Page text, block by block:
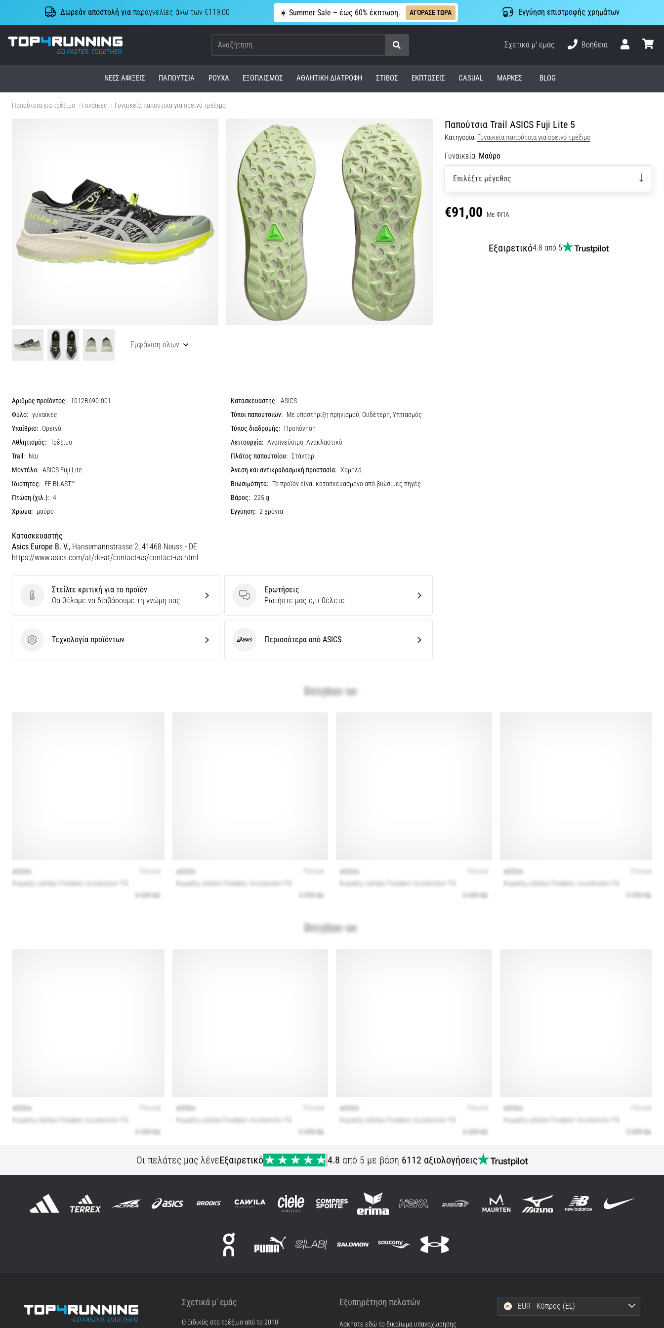
Δωρεάν αποστολή γιαπαραγγελίες άνω των €119,00 ☀️ Summer Sale – έως 60% έκπτωση. ΑΓΟΡΑΣΕ ΤΩΡΑ Εγγύηση επιστροφής χρημάτων
Top4Running.cy
Αναζήτηση
Σχετικά μ' εμάς
Βοήθεια
ΝΈΕΣ ΑΦΊΞΕΙΣ ΠΑΠΟΎΤΣΙΑ ΡΟΎΧΑ ΕΞΟΠΛΙΣΜΌΣ ΑΘΛΗΤΙΚΉ ΔΙΑΤΡΟΦΉ ΣΤΊΒΟΣ ΕΚΠΤΩΣΕΙΣ CASUAL ΜΆΡΚΕΣ BLOG
Παπούτσια για τρέξιμο Γυναίκες Γυναικεία παπούτσια για ορεινό τρέξιμο
Παπούτσια Trail ASICS Fuji Lite 5
Κατηγορία: Γυναικεία παπούτσια για ορεινό τρέξιμο
Γυναικεία, Μαύρο
Επιλέξτε μέγεθος
€91,00 Με ΦΠΑ
Εξαιρετικό4.8 από 5
Εμφάνιση όλων
Αριθμός προϊόντος: 1012B690-001 Κατασκευαστής: ASICS
Φύλο: γυναίκες Τύποι παπουτσιών: Με υποστήριξη πρηνισμού, Ουδέτερη, Υπτιασμός
Υπαίθριο: Ορεινό Τύπος διαδρομής: Προπόνηση
Αθλητισμός: Τρέξιμο Λειτουργία: Αναπνεύσιμο, Ανακλαστικό
Trail: Ναι Πλάτος παπουτσίου: Στάνταρ
Μοντέλο: ASICS Fuji Lite Άνεση και αντικραδασμική προστασία: Χαμηλά
Ιδιότητες: FF BLAST™ Βιωσιμότητα: Το προϊόν είναι κατασκευασμένο από βιώσιμες πηγές
Πτώση (χιλ.): 4 Βάρος: 225 g
Χρώμα: μαύρο Εγγύηση: 2 χρόνια
Κατασκευαστής
Asics Europe B. V., Hansemannstrasse 2, 41468 Neuss - DE
https://www.asics.com/at/de-at/contact-us/contact-us.html
Στείλτε κριτική για το προϊόν
Στείλτε κριτική για το προϊόν
Θα θέλαμε να διαβάσουμε τη γνώμη σας
Ερωτήσεις
Ερωτήσεις
Ρωτήστε μας ό,τι θέλετε
Τεχνολογία προϊόντων
Τεχνολογία προϊόντων ASICS Περισσότερα από ASICS
Οι πελάτες μας λένεΕξαιρετικό 4.8 από 5 με βάση 6112 αξιολογήσεις
Σχετικά μ' εμάς
Ο Ειδικός στο τρέξιμο από το 2010
Εξυπηρέτηση πελατών
Ασκήστε εδώ το δικαίωμα υπαναχώρησης
EUR - Κύπρος (EL)